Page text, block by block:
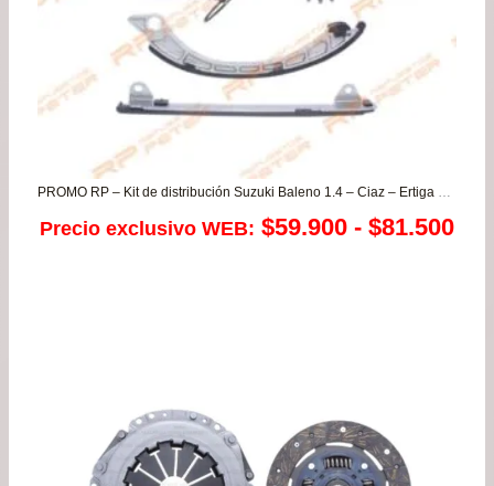
PROMO RP – Kit de distribución Suzuki Baleno 1.4 – Ciaz – Ertiga – Swift 1.4
Precio exclusivo WEB: $59.900 - $81.500